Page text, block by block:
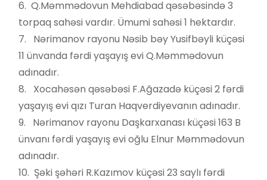
6. Q.Məmmədovun Mehdiabad qəsəbəsində 3
torpaq sahəsi vardır. Ümumi sahəsi 1 hektardır.
7. Nərimanov rayonu Nəsib bəy Yusifbəyli küçəsi
11 ünvanda fərdi yaşayış evi Q.Məmmədovun
adınadır.
8. Xocahəsən qəsəbəsi F.Ağazadə küçəsi 2 fərdi
yaşayış evi qızı Turan Haqverdiyevanın adınadır.
9. Nərimanov rayonu Daşkarxanası küçəsi 163 B
ünvanı fərdi yaşayış evi oğlu Elnur Məmmədovun
adınadır.
10. Şəki şəhəri R.Kazımov küçəsi 23 saylı fərdi